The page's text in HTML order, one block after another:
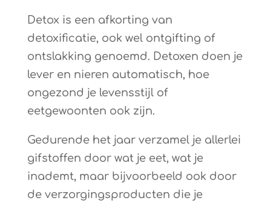
Detox is een afkorting van
detoxificatie, ook wel ontgifting of
ontslakking genoemd. Detoxen doen je
lever en nieren automatisch, hoe
ongezond je levensstijl of
eetgewoonten ook zijn.
Gedurende het jaar verzamel je allerlei
gifstoffen door wat je eet, wat je
inademt, maar bijvoorbeeld ook door
de verzorgingsproducten die je